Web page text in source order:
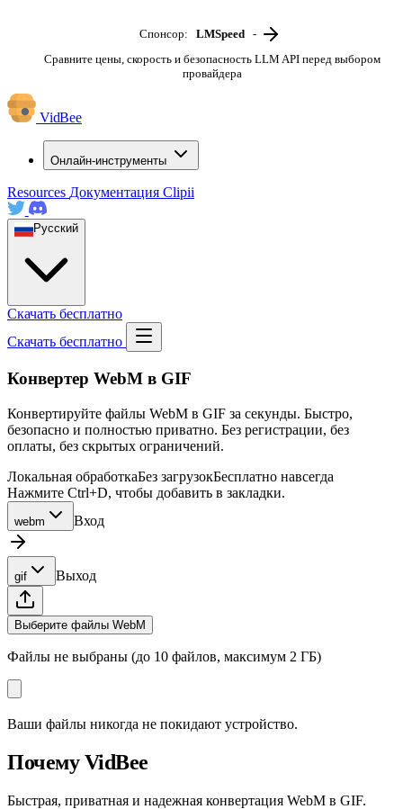
Спонсор: LMSpeed -
Сравните цены, скорость и безопасность LLM API перед выбором
провайдера
VidBee
Онлайн-инструменты
Resources Документация Clipii
Русский
Скачать бесплатно
Скачать бесплатно
Конвертер WebM в GIF
Конвертируйте файлы WebM в GIF за секунды. Быстро,
безопасно и полностью приватно. Без регистрации, без
оплаты, без скрытых ограничений.
Локальная обработкаБез загрузокБесплатно навсегда
Нажмите Ctrl+D, чтобы добавить в закладки.
webm Вход
gif Выход
Выберите файлы WebM
Файлы не выбраны (до 10 файлов, максимум 2 ГБ)
Ваши файлы никогда не покидают устройство.
Почему VidBee
Быстрая, приватная и надежная конвертация WebM в GIF.